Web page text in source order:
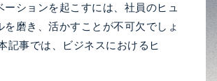
ーションを起こすには、社員のヒュ
を磨き、活かすことが不可欠でしょ
記事では、ビジネスにおけるヒ